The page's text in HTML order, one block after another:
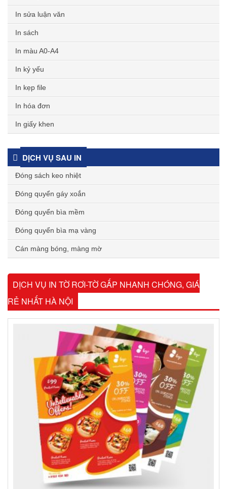
In sửa luận văn
In sách
In màu A0-A4
In kỷ yếu
In kẹp file
In hóa đơn
In giấy khen
DỊCH VỤ SAU IN
Đóng sách keo nhiệt
Đóng quyển gáy xoắn
Đóng quyển bìa mềm
Đóng quyển bìa mạ vàng
Cán màng bóng, màng mờ
DỊCH VỤ IN TỜ RƠI-TỜ GẤP NHANH CHÓNG, GIÁ
RẺ NHẤT HÀ NỘI